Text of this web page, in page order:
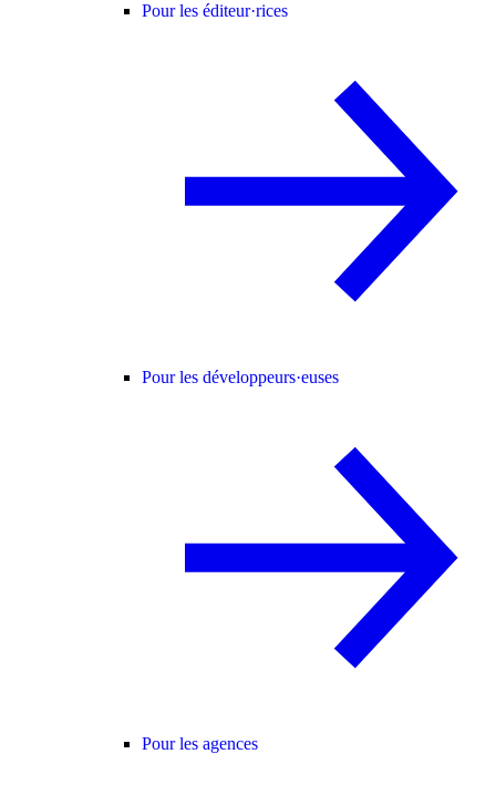
Pour les éditeur·rices
Pour les développeurs·euses
Pour les agences